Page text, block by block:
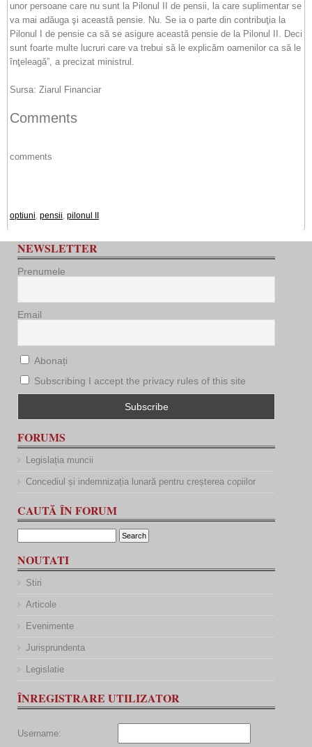
unor persoane care nu sunt la Pilonul II de pensii, la care suplimentar se
va mai adăuga şi această pensie. Nu. Se ia o parte din contribuţia la
Pilonul I de pensie ca să se asigure această pensie de la Pilonul II. Deci
sunt foarte multe lucruri care va trebui să le explicăm oamenilor ca să le
înţeleagă”, a precizat ministrul.
Sursa: Ziarul Financiar
Comments
comments
optiuni, pensii, pilonul II
NEWSLETTER
Prenumele
Email
Abonați
Subscribing I accept the privacy rules of this site
FORUMS
Legislația muncii
Concediul și indemnizația lunară pentru creșterea copiilor
CAUTĂ ÎN FORUM
NOUTATI
Stiri
Articole
Evenimente
Jurisprundenta
Legislatie
ÎNREGISTRARE UTILIZATOR
Username: